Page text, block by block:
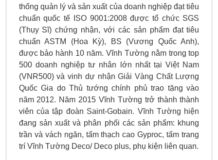
thống quản lý và sản xuất của doanh nghiệp đạt tiêu
chuẩn quốc tế ISO 9001:2008 được tổ chức SGS
(Thụy Sĩ) chứng nhận, với các sản phẩm đạt tiêu
chuẩn ASTM (Hoa Kỳ), BS (Vương Quốc Anh),
được bảo hành 10 năm. Vĩnh Tường nằm trong top
500 doanh nghiệp tư nhân lớn nhất tại Việt Nam
(VNR500) và vinh dự nhận Giải Vàng Chất Lượng
Quốc Gia do Thủ tướng chính phủ trao tặng vào
năm 2012. Năm 2015 Vĩnh Tường trở thành thành
viên của tập đoàn Saint-Gobain. Vĩnh Tường hiện
đang sản xuất và phân phối các sản phẩm: khung
trần và vách ngăn, tấm thạch cao Gyproc,tấm trang
trí Vĩnh Tường Deco/ Deco plus, phụ kiện liên quan.